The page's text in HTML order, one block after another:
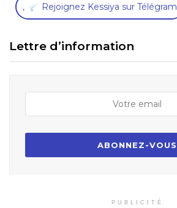
, Rejoignez Kessiya sur Télégram
Lettre d’information
PUBLICITÉ